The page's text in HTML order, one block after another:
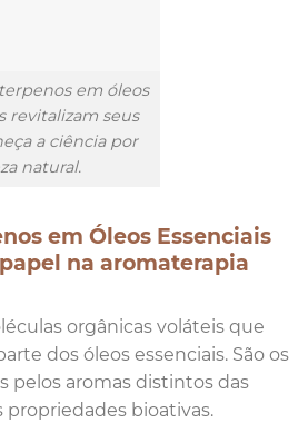
em óleos
revitalizam seus
a ciência por
natural.
em Óleos Essenciais
na aromaterapia
orgânicas voláteis que
dos óleos essenciais. São os
pelos aromas distintos das
propriedades bioativas.